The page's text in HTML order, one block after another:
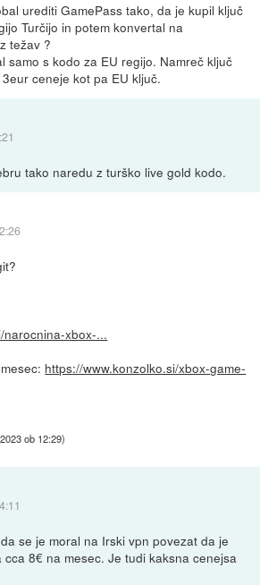
urediti GamePass tako, da je kupil ključ
Turčijo in potem konvertal na
težav ?
samo s kodo za EU regijo. Namreč ključ
ceneje kot pa EU ključ.
tako naredu z turško live gold kodo.
narocnina-xbox-...
https://www.konzolko.si/xbox-game-
ob 12:29)
se je moral na Irski vpn povezat da je
8€ na mesec. Je tudi kaksna cenejsa